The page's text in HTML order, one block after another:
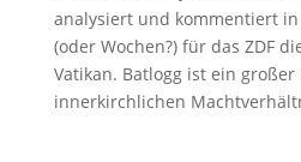
analysiert und kommentiert
(oder Wochen?) für das ZDF
Vatikan. Batlogg ist ein
innerkirchlichen